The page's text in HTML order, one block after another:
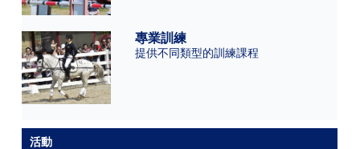
專業訓練
提供不同類型的訓練課程
活動